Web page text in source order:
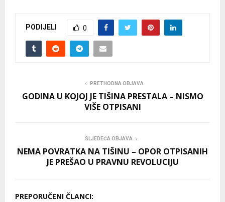
PODIJELI 0
PRETHODNA OBJAVA
GODINA U KOJOJ JE TIŠINA PRESTALA – NISMO
VIŠE OTPISANI
SLJEDEĆA OBJAVA
NEMA POVRATKA NA TIŠINU – OPOR OTPISANIH
JE PREŠAO U PRAVNU REVOLUCIJU
PREPORUČENI ČLANCI: